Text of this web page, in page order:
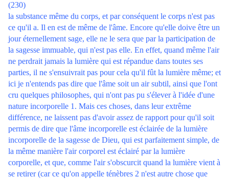
(230)
la substance même du corps, et par conséquent le corps n'est pas
ce qu'il a. Il en est de même de l'âme. Encore qu'elle doive être un
jour éternellement sage, elle ne le sera que par la participation de
la sagesse immuable, qui n'est pas elle. En effet, quand même l'air
ne perdrait jamais la lumière qui est répandue dans toutes ses
parties, il ne s'ensuivrait pas pour cela qu'il fût la lumière même; et
ici je n'entends pas dire que l'âme soit un air subtil, ainsi que l'ont
cru quelques philosophes, qui n'ont pas pu s'élever à l'idée d'une
nature incorporelle 1. Mais ces choses, dans leur extrême
différence, ne laissent pas d'avoir assez de rapport pour qu'il soit
permis de dire que l'âme incorporelle est éclairée de la lumière
incorporelle de la sagesse de Dieu, qui est parfaitement simple, de
la même manière l'air corporel est éclairé par la lumière
corporelle, et que, comme l'air s'obscurcit quand la lumière vient à
se retirer (car ce qu'on appelle ténèbres 2 n'est autre chose que